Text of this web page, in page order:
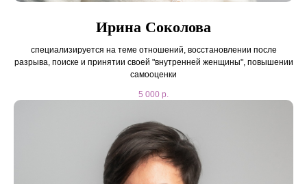
Ирина Соколова
специализируется на теме отношений, восстановлении после
разрыва, поиске и принятии своей "внутренней женщины", повышении
самооценки
5 000 р.